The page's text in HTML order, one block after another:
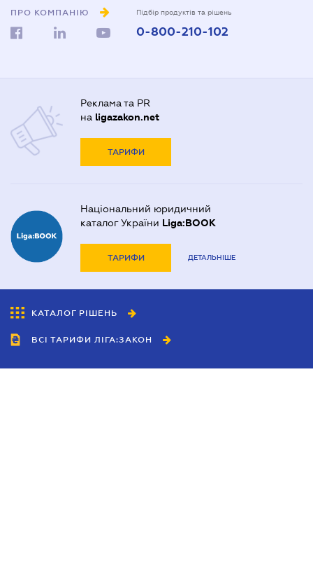
ПРО КОМПАНІЮ Підбір продуктів та рішень
0-800-210-102
Реклама та PR
на ligazakon.net
ТАРИФИ
Національний юридичний
каталог України Liga:BOOK
ТАРИФИ ДЕТАЛЬНІШЕ
КАТАЛОГ РІШЕНЬ
ВСІ ТАРИФИ ЛІГА:ЗАКОН